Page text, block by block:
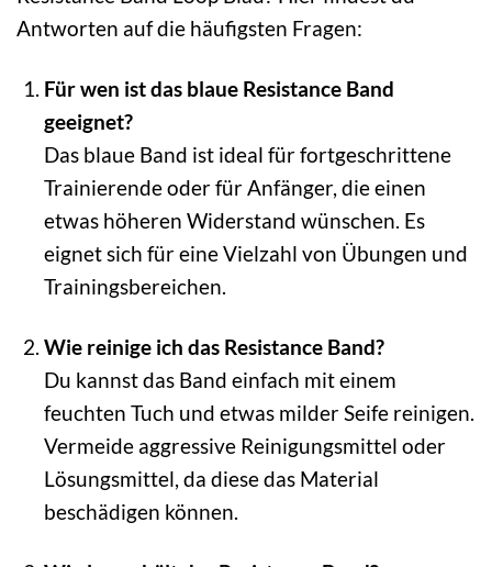
Antworten auf die häufigsten Fragen:
Für wen ist das blaue Resistance Band
geeignet?
Das blaue Band ist ideal für fortgeschrittene
Trainierende oder für Anfänger, die einen
etwas höheren Widerstand wünschen. Es
eignet sich für eine Vielzahl von Übungen und
Trainingsbereichen.
Wie reinige ich das Resistance Band?
Du kannst das Band einfach mit einem
feuchten Tuch und etwas milder Seife reinigen.
Vermeide aggressive Reinigungsmittel oder
Lösungsmittel, da diese das Material
beschädigen können.